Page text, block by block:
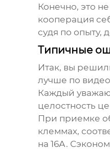
Конечно, это
кооперация
судя по опыту,
Типичные
Итак, вы
лучше по
Каждый
целостность
При приемке
клеммах,
на 16А.